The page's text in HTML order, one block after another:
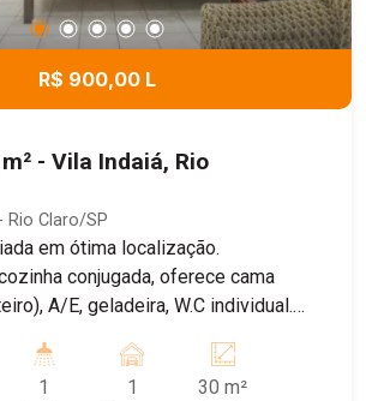
R$ 900,00 L
- Vila Indaiá, Rio
Rio Claro/SP
em ótima localização.
conjugada, oferece cama
A/E, geladeira, W.C individual.
IPTU incluso. Energia a parte.
1 1 30 m²